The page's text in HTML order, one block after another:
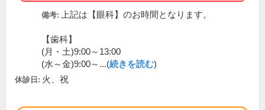
備考: 上記は【眼科】のお時間となります。
【歯科】
(月・土)9:00～13:00
(水～金)9:00～...(続きを読む)
休診日: 火、祝